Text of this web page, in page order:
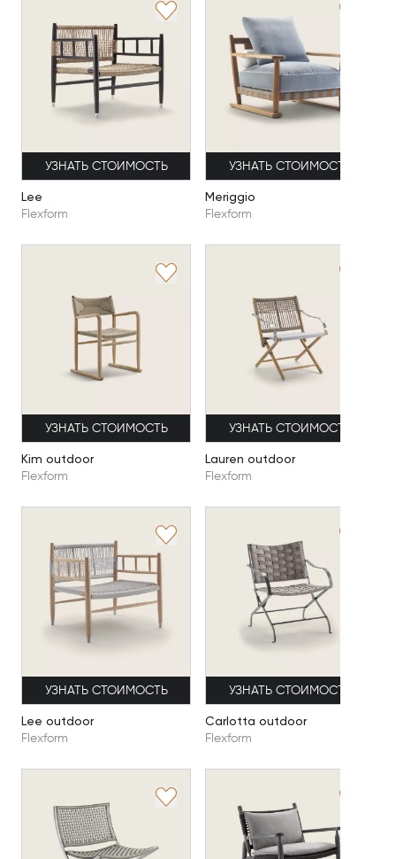
УЗНАТЬ СТОИМОСТЬ
Lee
Flexform
УЗНАТЬ СТОИМОСТЬ
Meriggio
Flexform
УЗНАТЬ СТОИМОСТЬ
Kim outdoor
Flexform
УЗНАТЬ СТОИМОСТЬ
Lauren outdoor
Flexform
УЗНАТЬ СТОИМОСТЬ
Lee outdoor
Flexform
УЗНАТЬ СТОИМОСТЬ
Carlotta outdoor
Flexform